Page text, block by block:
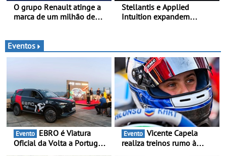
O grupo Renault atinge a
marca de um milhão de
Stellantis e Applied
Intuition expandem
melhorar a experiência dos
clientes
Eventos
Evento
Oficial da Volta a Portugal
Evento
realiza treinos rumo à